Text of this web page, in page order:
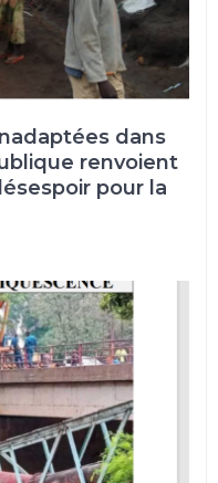
dans
renvoient
pour la